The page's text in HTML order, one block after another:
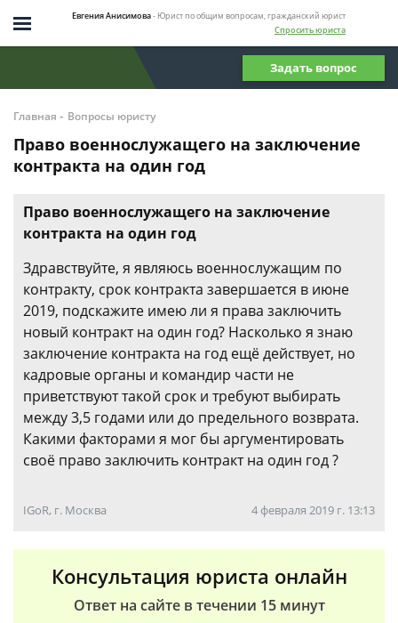
Евгения Анисимова- Юрист по общим вопросам, гражданский юрист
Спросить юриста
Задать вопрос
Главная - Вопросы юристу
Право военнослужащего на заключение
контракта на один год
Право военнослужащего на заключение
контракта на один год
Здравствуйте, я являюсь военнослужащим по
контракту, срок контракта завершается в июне
2019, подскажите имею ли я права заключить
новый контракт на один год? Насколько я знаю
заключение контракта на год ещё действует, но
кадровые органы и командир части не
приветствуют такой срок и требуют выбирать
между 3,5 годами или до предельного возврата.
Какими факторами я мог бы аргументировать
своё право заключить контракт на один год ?
IGoR, г. Москва 4 февраля 2019 г. 13:13
Консультация юриста онлайн
Ответ на сайте в течении 15 минут